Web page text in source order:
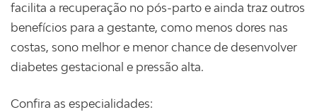
facilita a recuperação no pós-parto e ainda traz outros
benefícios para a gestante, como menos dores nas
costas, sono melhor e menor chance de desenvolver
diabetes gestacional e pressão alta.
Confira as especialidades: